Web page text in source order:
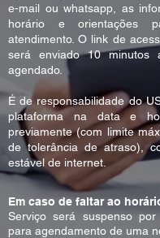
e-mail ou whatsapp, as
horário e orientações
atendimento. O link de
será enviado 10 minutos
agendado.
É de responsabilidade do
plataforma na data e
previamente (com limite
de tolerância de atraso),
estável de internet.
Em caso de faltar ao
Serviço será suspenso
para agendamento de uma